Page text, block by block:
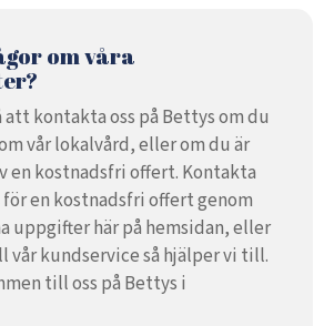
om våra
att kontakta oss på Bettys om du
vår lokalvård, eller om du är
en kostnadsfri offert. Kontakta
för en kostnadsfri offert genom
uppgifter här på hemsidan, eller
kundservice så hjälper vi till.
till oss på Bettys i